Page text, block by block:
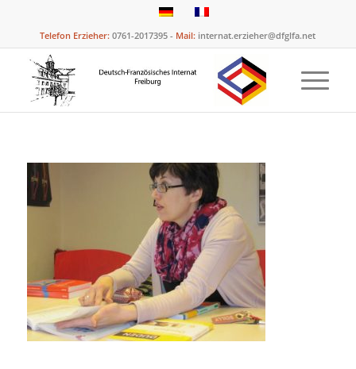
Telefon Erzieher: 0761-2017395 - Mail: internat.erzieher@dfglfa.net